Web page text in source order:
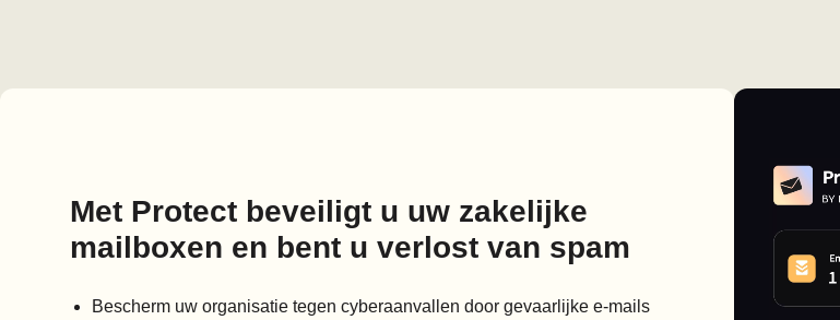
Met Protect beveiligt u uw zakelijke
mailboxen en bent u verlost van spam
Bescherm uw organisatie tegen cyberaanvallen door gevaarlijke e-mails